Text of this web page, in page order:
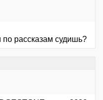
рассказам судишь?